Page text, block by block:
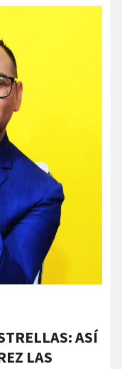
ASÍ
LAS